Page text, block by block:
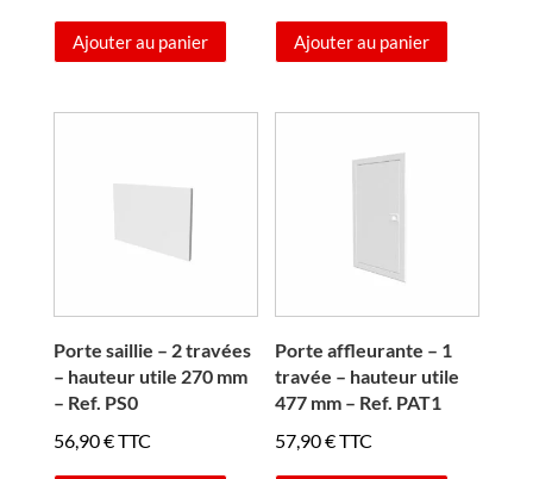
Ajouter au panier Ajouter au panier
Porte saillie – 2 travées
– hauteur utile 270 mm
– Ref. PS0
56,90€TTC
Porte affleurante – 1
travée – hauteur utile
477 mm – Ref. PAT1
57,90€TTC